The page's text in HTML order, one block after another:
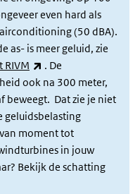
even hard als
(50 dBA).
as- is meer geluid, zie
RIVM (externe link)
. De
ook na 300 meter,
beweegt. Dat zie je niet
geluidsbelasting
moment tot
in jouw
Bekijk de schatting